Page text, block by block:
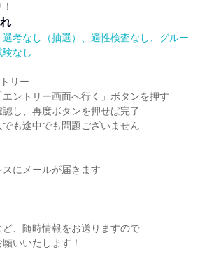
考なし（抽選）、適性検査なし、グルー
なし
リー
エントリー画面へ行く」ボタンを押す
認し、再度ボタンを押せば完了
でも途中でも問題ございません
スにメールが届きます
、随時情報をお送りますので
いいたします！